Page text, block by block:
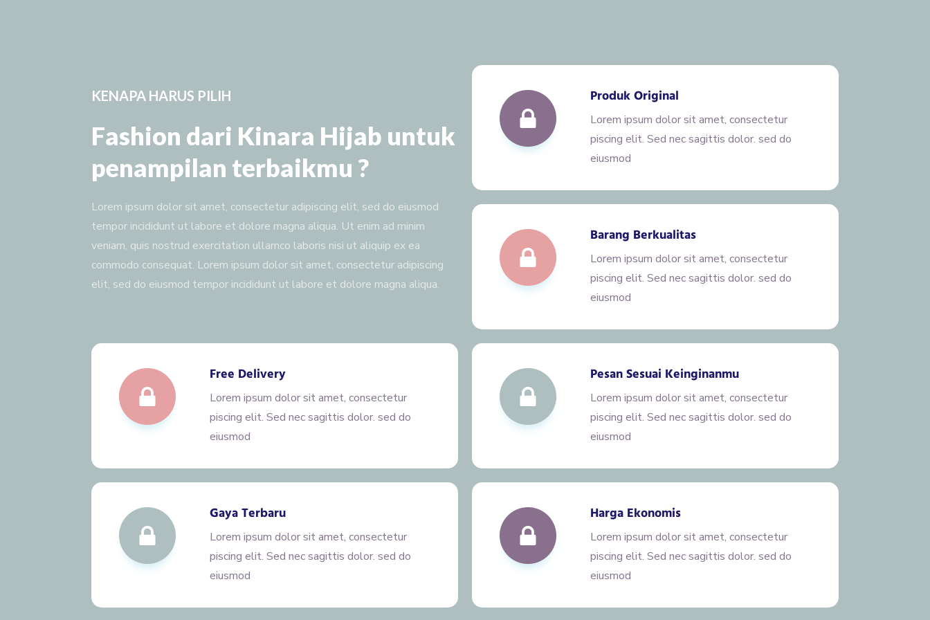
KENAPA HARUS PILIH
Fashion dari Kinara Hijab untuk
penampilan terbaikmu ?
Lorem ipsum dolor sit amet, consectetur adipiscing elit, sed do eiusmod
tempor incididunt ut labore et dolore magna aliqua. Ut enim ad minim
veniam, quis nostrud exercitation ullamco laboris nisi ut aliquip ex ea
commodo consequat. Lorem ipsum dolor sit amet, consectetur adipiscing
elit, sed do eiusmod tempor incididunt ut labore et dolore magna aliqua.
Produk Original
Lorem ipsum dolor sit amet, consectetur
piscing elit. Sed nec sagittis dolor. sed do
eiusmod
Barang Berkualitas
Lorem ipsum dolor sit amet, consectetur
piscing elit. Sed nec sagittis dolor. sed do
eiusmod
Free Delivery
Lorem ipsum dolor sit amet, consectetur
piscing elit. Sed nec sagittis dolor. sed do
eiusmod
Gaya Terbaru
Lorem ipsum dolor sit amet, consectetur
piscing elit. Sed nec sagittis dolor. sed do
eiusmod
Pesan Sesuai Keinginanmu
Lorem ipsum dolor sit amet, consectetur
piscing elit. Sed nec sagittis dolor. sed do
eiusmod
Harga Ekonomis
Lorem ipsum dolor sit amet, consectetur
piscing elit. Sed nec sagittis dolor. sed do
eiusmod